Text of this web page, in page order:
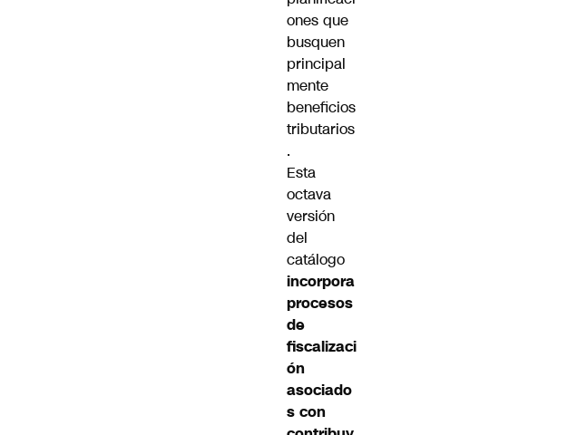
ones que
busquen
principal
mente
beneficios
tributarios
.
Esta
octava
versión
del
catálogo
incorpora
procesos
de
fiscalizaci
ón
asociado
s con